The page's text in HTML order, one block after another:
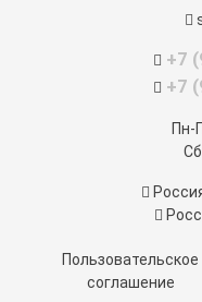
+7
+7
Пн-
Пользовательское
соглашение